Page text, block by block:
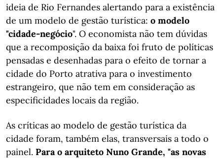
ideia de Rio Fernandes alertando para a existência
de um modelo de gestão turística: o modelo
"cidade-negócio". O economista não tem dúvidas
que a recomposição da baixa foi fruto de políticas
pensadas e desenhadas para o efeito de tornar a
cidade do Porto atrativa para o investimento
estrangeiro, que não tem em consideração as
especificidades locais da região.
As críticas ao modelo de gestão turística da
cidade foram, também elas, transversais a todo o
painel. Para o arquiteto Nuno Grande, "as novas